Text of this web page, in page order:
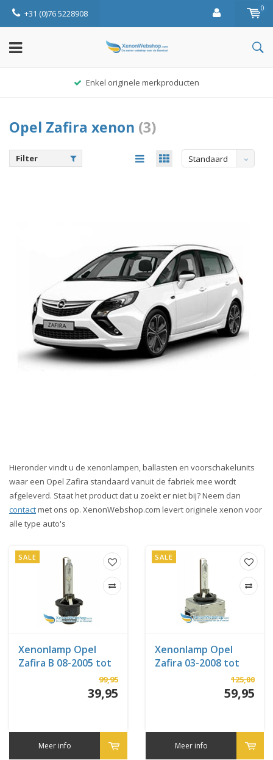
+31 (0)76 5228908 0
Enkel originele merkproducten
Opel Zafira xenon (3)
Filter Standaard
Hieronder vindt u de xenonlampen, ballasten en voorschakelunits
waar een Opel Zafira standaard vanuit de fabriek mee wordt
afgeleverd. Staat het product dat u zoekt er niet bij? Neem dan
contactmet ons op. XenonWebshop.com levert originele xenon voor
alle type auto's
SALE
Xenonlamp Opel
Zafira B 08-2005 tot
99,95
39,95
Meer info
SALE
Xenonlamp Opel
Zafira 03-2008 tot
125,00
59,95
Meer info